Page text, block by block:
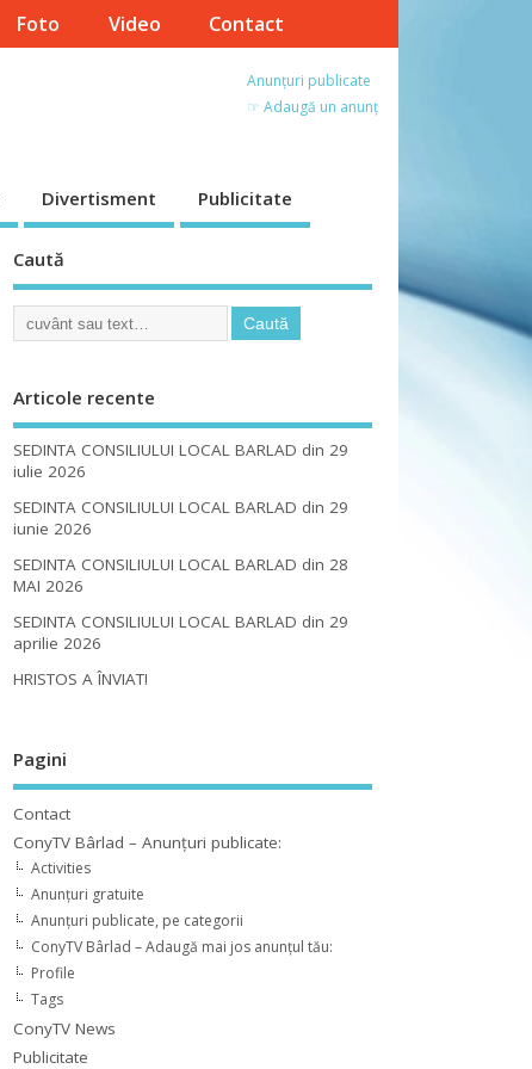
Foto Video Contact
Anunțuri publicate
☞ Adaugă un anunț
Divertisment Publicitate
Caută
Articole recente
SEDINTA CONSILIULUI LOCAL BARLAD din 29
iulie 2026
SEDINTA CONSILIULUI LOCAL BARLAD din 29
iunie 2026
SEDINTA CONSILIULUI LOCAL BARLAD din 28
MAI 2026
SEDINTA CONSILIULUI LOCAL BARLAD din 29
aprilie 2026
HRISTOS A ÎNVIAT!
Pagini
Contact
ConyTV Bârlad – Anunțuri publicate:
Activities
Anunțuri gratuite
Anunțuri publicate, pe categorii
ConyTV Bârlad – Adaugă mai jos anunțul tău:
Profile
Tags
ConyTV News
Publicitate